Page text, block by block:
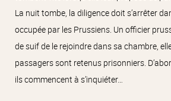
La nuit tombe, la diligence doit s’arrêter
occupée par les Prussiens. Un officier
de suif de le rejoindre dans sa chambre,
passagers sont retenus prisonniers.
ils commencent à s’inquiéter…